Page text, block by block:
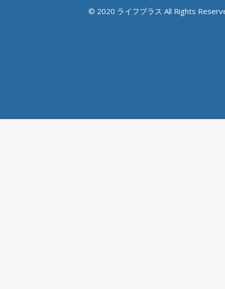
© 2020 ライフプラス All Rights